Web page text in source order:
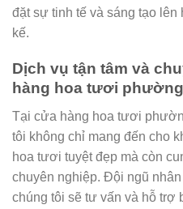
đặt sự tinh tế và sáng tạo lên
kế.
Dịch vụ tận tâm và
hàng hoa tươi
Tại cửa hàng hoa tươi
tôi không chỉ mang đến cho
hoa tươi tuyệt đẹp mà còn
chuyên nghiệp. Đội ngũ
chúng tôi sẽ tư vấn và hỗ trợ